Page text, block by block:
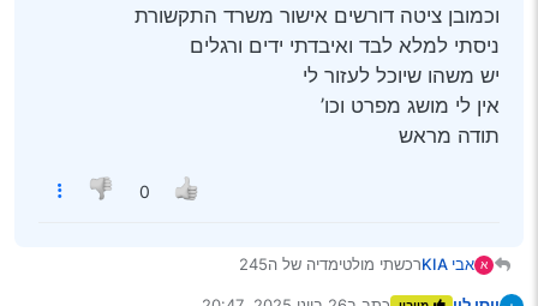
וכמובן ציטה דורשים אישור משרד התקשורת
ניסתי למלא לבד ואיבדתי ידים ורגלים
יש משהו שיוכל לעזור לי
אין לי מושג מפרט וכו’
תודה מראש
0
א אבי KIA
רכשתי מולטימדיה של ה245